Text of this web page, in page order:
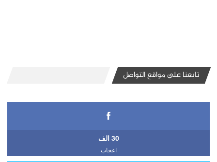
تابعنا على مواقع التواصل
30 الف
اعجاب